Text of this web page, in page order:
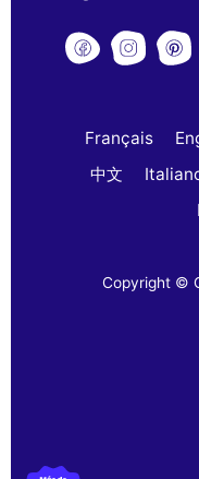
Français
中文
Copyright ©